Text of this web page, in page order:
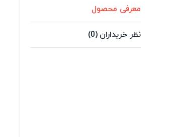
معرفی محصول
نظر خریداران (0)